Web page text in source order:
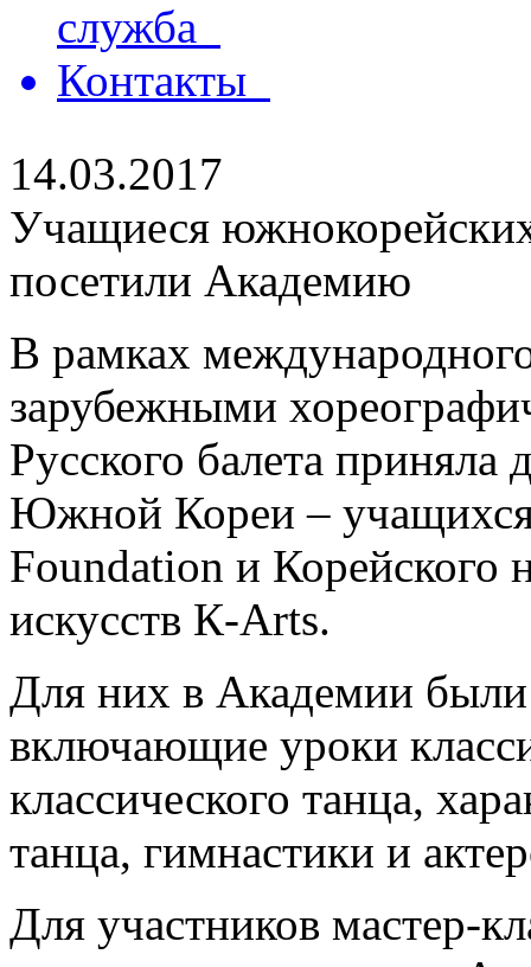
служба
Контакты
14.03.2017
Учащиеся
посетили Академию
В рамках
зарубежными
Русского балета приняла
Южной Кореи –
Foundation и Корейского
искусств К-Аrts.
Для них в Академии
включающие уроки
классического танца,
танца, гимнастики и
Для участников мастер-